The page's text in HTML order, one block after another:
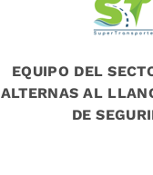
EQUIPO DEL
ALTERNAS AL
DE